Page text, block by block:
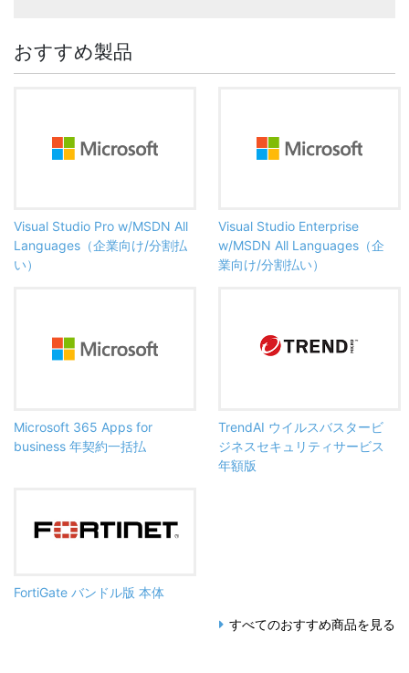
おすすめ製品
Visual Studio Pro w/MSDN All
Languages（企業向け/分割払
い）
Visual Studio Enterprise
w/MSDN All Languages（企
業向け/分割払い）
Microsoft 365 Apps for
business 年契約一括払
TrendAI ウイルスバスタービ
ジネスセキュリティサービス
年額版
FortiGate バンドル版 本体
すべてのおすすめ商品を見る